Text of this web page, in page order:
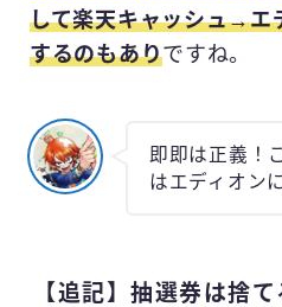
して楽天キャッシュ→エ
するのもありですね。
即即は正義！
はエディオン
【追記】抽選券は捨